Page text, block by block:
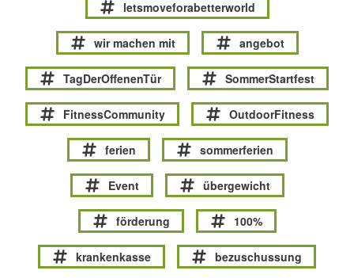
letsmoveforabetterworld
wir machen mit angebot
TagDerOffenenTür SommerStartfest
FitnessCommunity OutdoorFitness
ferien sommerferien
Event übergewicht
förderung 100%
krankenkasse bezuschussung